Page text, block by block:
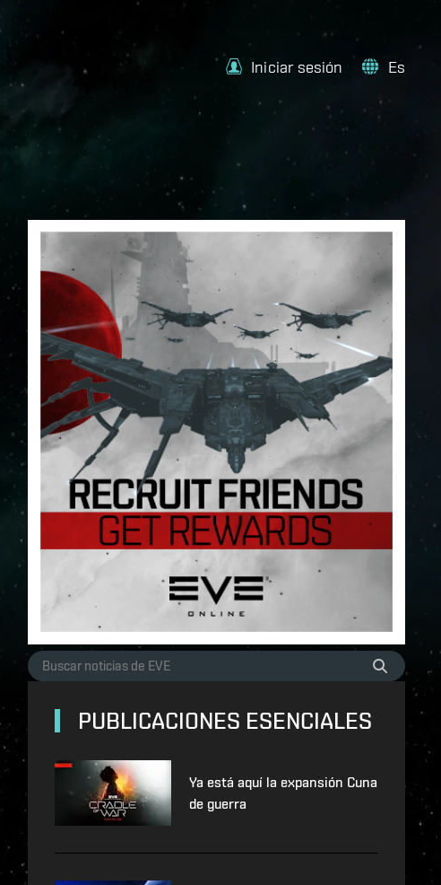
Iniciar sesión Es
PUBLICACIONES ESENCIALES
Ya está aquí la expansión Cuna
de guerra